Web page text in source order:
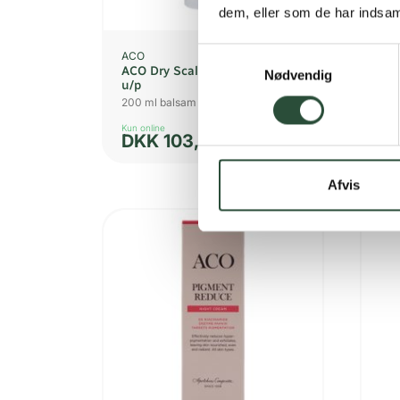
dem, eller som de har
Nødvendig
Afvis
ACO
ACO Dry Scalp Moisturising
u/p
200 ml balsam
Kun online
DKK 103,50